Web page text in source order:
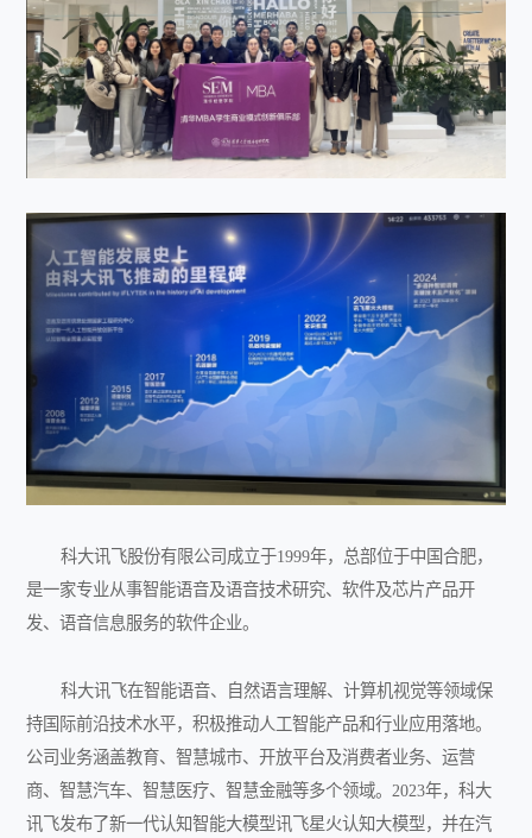
科大讯飞股份有限公司成立于1999年，总部位于中国合肥，
是一家专业从事智能语音及语音技术研究、软件及芯片产品开
发、语音信息服务的软件企业。‌
科大讯飞在智能语音、自然语言理解、计算机视觉等领域保
持国际前沿技术水平，积极推动人工智能产品和行业应用落地。
公司业务涵盖教育、智慧城市、开放平台及消费者业务、运营
商、智慧汽车、智慧医疗、智慧金融等多个领域。2023年，科大
讯飞发布了新一代认知智能大模型讯飞星火认知大模型，并在汽